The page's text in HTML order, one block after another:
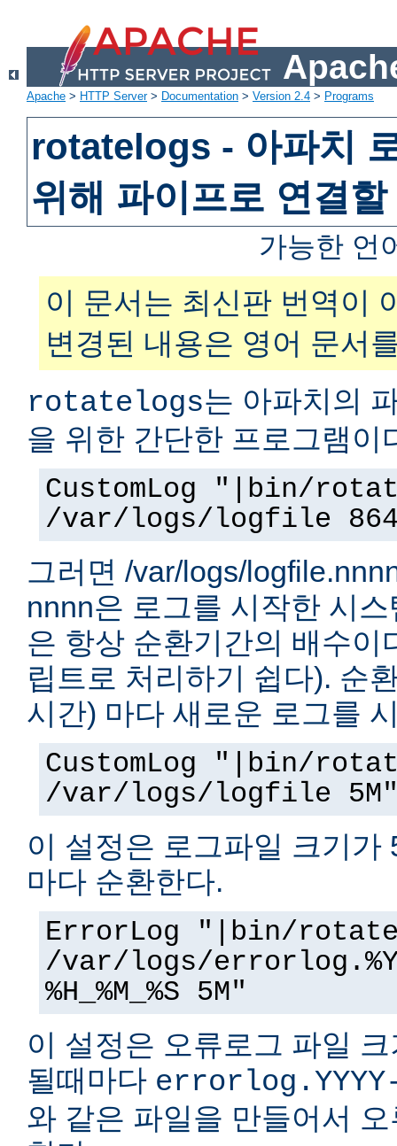
Apache > HTTP Server> Documentation > Version 2.4 > Programs
rotatelogs - 아파치
위해 파이프로 연결
가능한 언
이 문서는 최신판 번역이
변경된 내용은 영어 문서
rotatelogs는 아파치의
을 위한 간단한 프로그램이
CustomLog "|bin/
/var/logs/logfile
그러면 /var/logs/
nnnn은 로그를 시작한 시
은 항상 순환기간의 배수이
립트로 처리하기 쉽다). 순
시간) 마다 새로운 로그를
CustomLog "|bin/
/var/logs/logfile 5M"
이 설정은 로그파일 크기가
마다 순환한다.
ErrorLog "|bin/
/var/logs/errorlog.%Y-
%H_%M_%S 5M"
이 설정은 오류로그 파일
될때마다 errorlog.YYYY-
와 같은 파일을 만들어서